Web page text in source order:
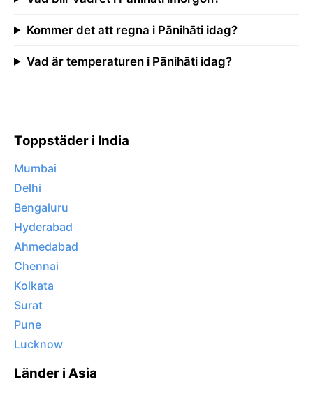
Kommer det att regna i Pānihāti idag?
Vad är temperaturen i Pānihāti idag?
Toppstäder i India
Mumbai
Delhi
Bengaluru
Hyderabad
Ahmedabad
Chennai
Kolkata
Surat
Pune
Lucknow
Länder i Asia